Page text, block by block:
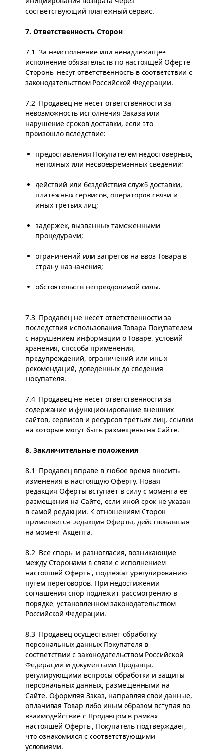
соответствующий платежный сервис.
7. Ответственность Сторон
7.1. За неисполнение или ненадлежащее
исполнение обязательств по настоящей Оферте
Стороны несут ответственность в соответствии с
законодательством Российской Федерации.
7.2. Продавец не несет ответственности за
невозможность исполнения Заказа или
нарушение сроков доставки, если это
произошло вследствие:
предоставления Покупателем недостоверных,
неполных или несвоевременных сведений;
действий или бездействия служб доставки,
платежных сервисов, операторов связи и
иных третьих лиц;
задержек, вызванных таможенными
процедурами;
ограничений или запретов на ввоз Товара в
страну назначения;
обстоятельств непреодолимой силы.
7.3. Продавец не несет ответственности за
последствия использования Товара Покупателем
с нарушением информации о Товаре, условий
хранения, способа применения,
предупреждений, ограничений или иных
рекомендаций, доведенных до сведения
Покупателя.
7.4. Продавец не несет ответственности за
содержание и функционирование внешних
сайтов, сервисов и ресурсов третьих лиц, ссылки
на которые могут быть размещены на Сайте.
8. Заключительные положения
8.1. Продавец вправе в любое время вносить
изменения в настоящую Оферту. Новая
редакция Оферты вступает в силу с момента ее
размещения на Сайте, если иной срок не указан
в самой редакции. К отношениям Сторон
применяется редакция Оферты, действовавшая
на момент Акцепта.
8.2. Все споры и разногласия, возникающие
между Сторонами в связи с исполнением
настоящей Оферты, подлежат урегулированию
путем переговоров. При недостижении
соглашения спор подлежит рассмотрению в
порядке, установленном законодательством
Российской Федерации.
8.3. Продавец осуществляет обработку
персональных данных Покупателя в
соответствии с законодательством Российской
Федерации и документами Продавца,
регулирующими вопросы обработки и защиты
персональных данных, размещенными на
Сайте. Оформляя Заказ, направляя свои данные,
оплачивая Товар либо иным образом вступая во
взаимодействие с Продавцом в рамках
настоящей Оферты, Покупатель подтверждает,
что ознакомился с соответствующими
условиями.